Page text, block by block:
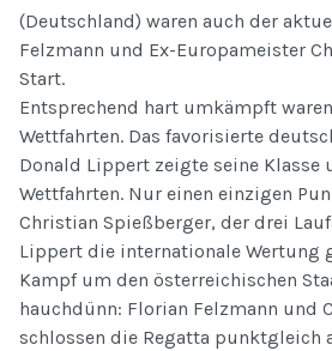
(Deutschland) waren auch der
Felzmann und Ex-Europameister
Start.
Entsprechend hart umkämpft
Wettfahrten. Das favorisierte
Donald Lippert zeigte seine Klasse
Wettfahrten. Nur einen einzigen
Christian Spießberger, der drei
Lippert die internationale Wertung
Kampf um den österreichischen
hauchdünn: Florian Felzmann und
schlossen die Regatta punktgleich